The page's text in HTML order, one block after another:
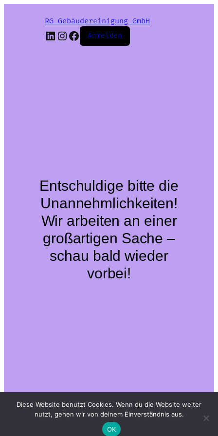
RG Gebäudereinigung GmbH
LinkedIn
Instagram
Facebook
Anmelden
Entschuldige bitte die
Unannehmlichkeiten!
Wir arbeiten an einer
großartigen Sache –
schau bald wieder
vorbei!
Diese Website benutzt Cookies. Wenn du die Website weiter
nutzt, gehen wir von deinem Einverständnis aus.
OK